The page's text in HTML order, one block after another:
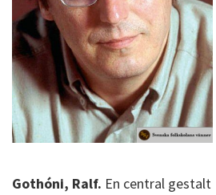
Gothóni, Ralf. En central gestalt